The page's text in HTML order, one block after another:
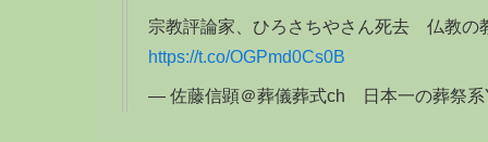
宗教評論家、ひろさちやさん死去 仏教の
https://t.co/OGPmd0Cs0B
— 佐藤信顕＠葬儀葬式ch 日本一の葬祭系